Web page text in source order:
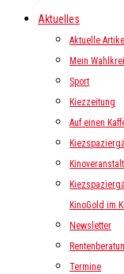
Aktuelles
Aktuelle Artikel
Mein
Sport
Kiezzeitung
Auf einen
KinoGold im
Newsletter
Termine